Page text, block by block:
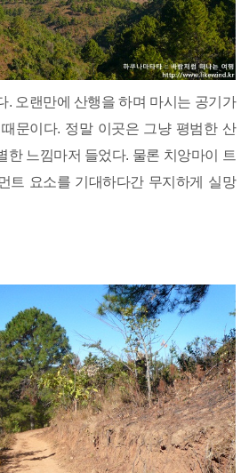
. 오랜만에 산행을 하며 마시는 공기가
문이다. 정말 이곳은 그냥 평범한 산
한 느낌마저 들었다. 물론 치앙마이 트
트 요소를 기대하다간 무지하게 실망